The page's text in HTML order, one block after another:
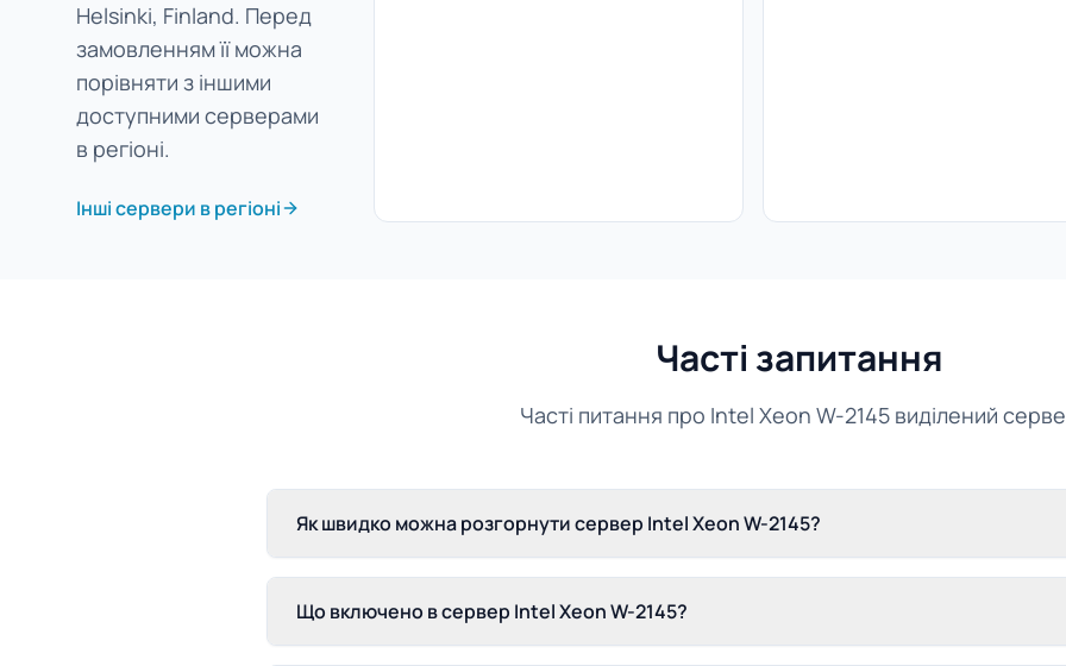
Helsinki, Finland. Перед
замовленням її можна
порівняти з іншими
доступними серверами
в регіоні.
Інші сервери в регіоні
Часті запитання
Часті питання про Intel Xeon W-2145 виділений
Як швидко можна розгорнути сервер Intel Xeon W-2145?
Що включено в сервер Intel Xeon W-2145?